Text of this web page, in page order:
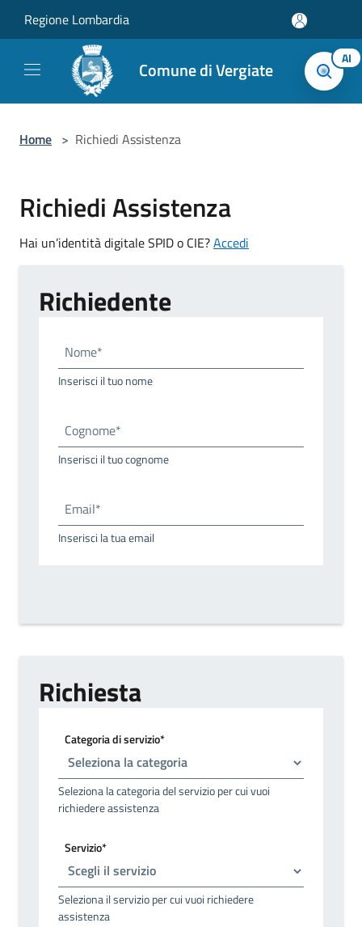
Regione Lombardia
Comune di Vergiate AI
Home > Richiedi Assistenza
Richiedi Assistenza
Hai un’identità digitale SPID o CIE?Accedi
Richiedente
Nome*
Inserisci il tuo nome
Cognome*
Inserisci il tuo cognome
Email*
Inserisci la tua email
Richiesta
Categoria di servizio*
Seleziona la categoria del servizio per cui vuoi
richiedere assistenza
Servizio*
Seleziona il servizio per cui vuoi richiedere
assistenza